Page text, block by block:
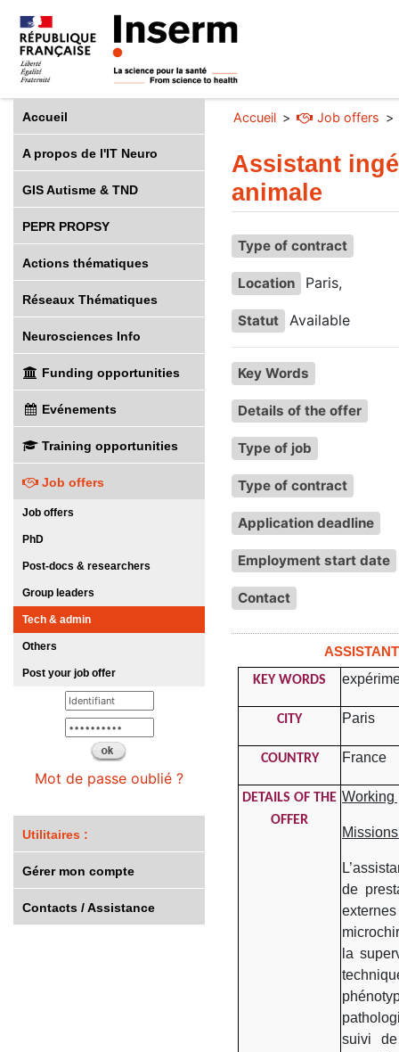
Accueil
A propos de l'IT Neuro
GIS Autisme & TND
PEPR PROPSY
Actions thématiques
Réseaux Thématiques
Neurosciences Info
Funding opportunities
Evénements
Training opportunities
Job offers
Job offers
PhD
Post-docs & researchers
Group leaders
Tech & admin
Others
Post your job offer
Mot de passe oublié ?
Utilitaires :
Gérer mon compte
Contacts / Assistance
Accueil Job offers
Assistant
animale
Type of contract
Location Paris,
Statut Available
Key Words
Details of the offer
Type of job
Type of contract
Application deadline
Employment start date
Contact
KEY WORDS
CITY Paris
COUNTRY France
DETAILS OF THE
OFFER
Working
de
la
suivi